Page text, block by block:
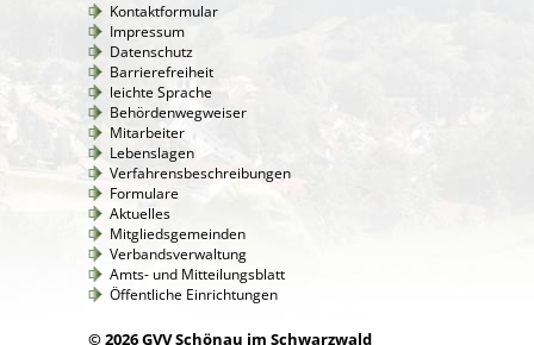
Kontaktformular
Impressum
Datenschutz
Barrierefreiheit
leichte Sprache
Behördenwegweiser
Mitarbeiter
Lebenslagen
Verfahrensbeschreibungen
Formulare
Aktuelles
Mitgliedsgemeinden
Verbandsverwaltung
Amts- und Mitteilungsblatt
Öffentliche Einrichtungen
© 2026 GVV Schönau im Schwarzwald